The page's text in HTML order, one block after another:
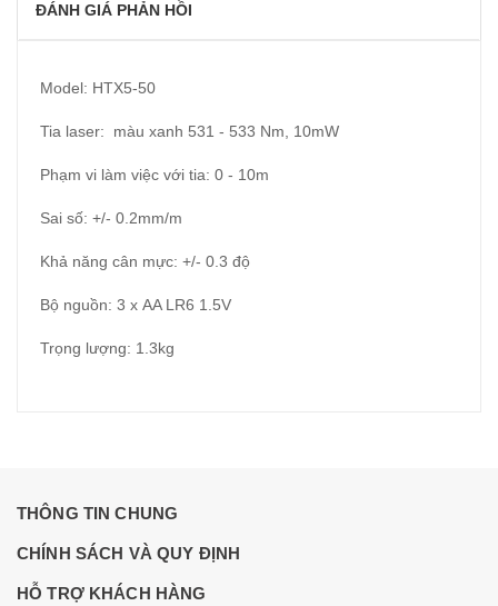
ĐÁNH GIÁ PHẢN HỒI
Model: HTX5-50
Tia laser: màu xanh 531 - 533 Nm, 10mW
Phạm vi làm việc với tia: 0 - 10m
Sai số: +/- 0.2mm/m
Khả năng cân mực: +/- 0.3 độ
Bộ nguồn: 3 x AA LR6 1.5V
Trọng lượng: 1.3kg
THÔNG TIN CHUNG
CHÍNH SÁCH VÀ QUY ĐỊNH
HỖ TRỢ KHÁCH HÀNG